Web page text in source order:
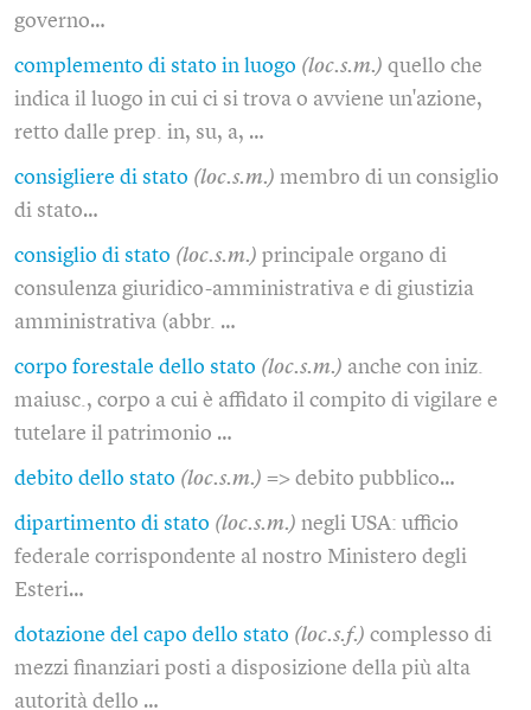
governo…
complemento di stato in luogo (loc.s.m.) quello che
indica il luogo in cui ci si trova o avviene un'azione,
retto dalle prep. in, su, a, …
consigliere di stato (loc.s.m.) membro di un consiglio
di stato…
consiglio di stato (loc.s.m.) principale organo di
consulenza giuridico-amministrativa e di giustizia
amministrativa (abbr. …
corpo forestale dello stato (loc.s.m.) anche con iniz.
maiusc., corpo a cui è affidato il compito di vigilare e
tutelare il patrimonio …
debito dello stato (loc.s.m.) => debito pubblico…
dipartimento di stato (loc.s.m.) negli USA: ufficio
federale corrispondente al nostro Ministero degli
Esteri…
dotazione del capo dello stato (loc.s.f.) complesso di
mezzi finanziari posti a disposizione della più alta
autorità dello …